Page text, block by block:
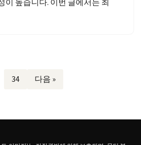
이 높습니다. 이번 글에서는 최
34 다음 »